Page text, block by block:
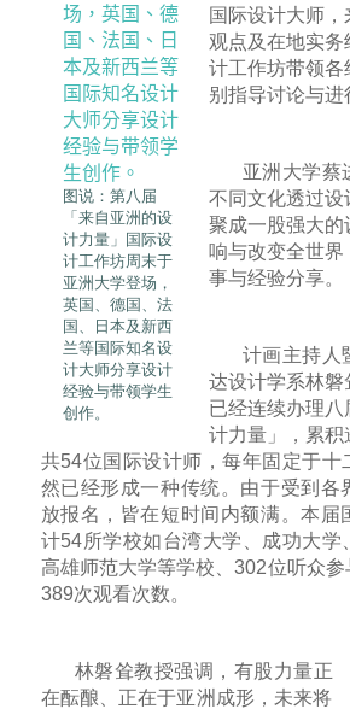
图说：第八届
「来自亚洲的设
计力量」国际设
计工作坊周末于
亚洲大学登场，
英国、德国、法
国、日本及新西
兰等国际知名设
计大师分享设计
经验与带领学生
创作。
国际设计大师
观点及在地实
计工作坊带领
别指导讨论与进
亚洲大学蔡
不同文化透过
聚成一股强大
响与改变全世
事与经验分享。
计画主持人
达设计学系林磐
已经连续办理
计力量」，累积
共54位国际设计师，每年固定于十
然已经形成一种传统。由于受到各
放报名，皆在短时间内额满。本届
计54所学校如台湾大学、成功大学
高雄师范大学等学校、302位听众
389次观看次数。
林磐耸教授强调，有股力量正
在酝酿、正在于亚洲成形，未来将